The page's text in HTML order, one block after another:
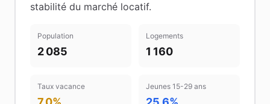
stabilité du marché locatif.
Population
2 085
Logements
1 160
Taux vacance Jeunes 15-29 ans